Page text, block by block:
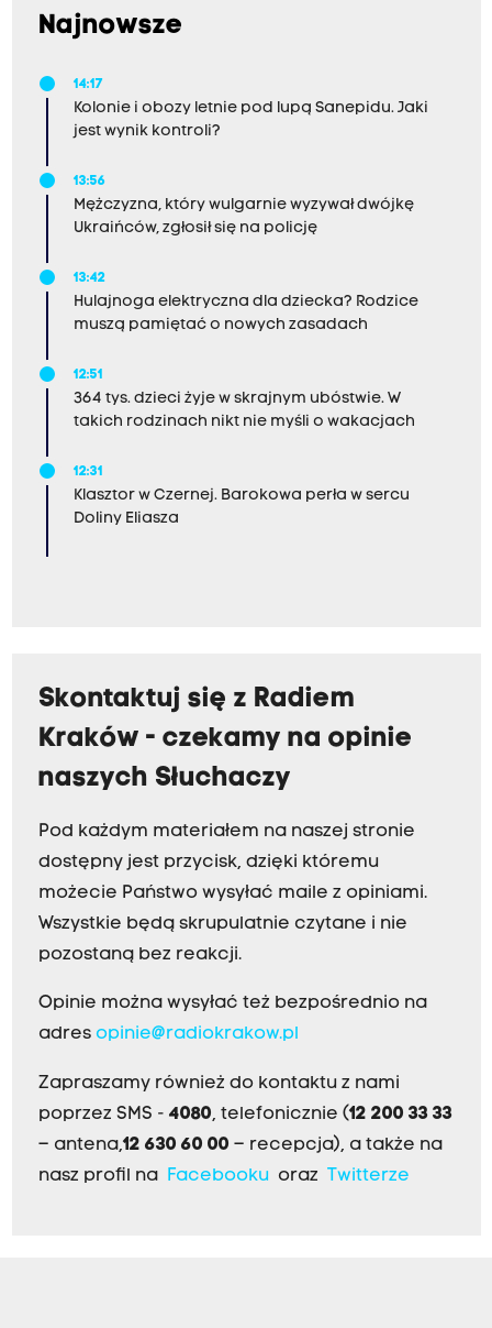
Najnowsze
14:17
Kolonie i obozy letnie pod lupą Sanepidu. Jaki
jest wynik kontroli?
13:56
Mężczyzna, który wulgarnie wyzywał dwójkę
Ukraińców, zgłosił się na policję
13:42
Hulajnoga elektryczna dla dziecka? Rodzice
muszą pamiętać o nowych zasadach
12:51
364 tys. dzieci żyje w skrajnym ubóstwie. W
takich rodzinach nikt nie myśli o wakacjach
12:31
Klasztor w Czernej. Barokowa perła w sercu
Doliny Eliasza
Skontaktuj się z Radiem
Kraków - czekamy na opinie
naszych Słuchaczy
Pod każdym materiałem na naszej stronie
dostępny jest przycisk, dzięki któremu
możecie Państwo wysyłać maile z opiniami.
Wszystkie będą skrupulatnie czytane i nie
pozostaną bez reakcji.
Opinie można wysyłać też bezpośrednio na
adres opinie@radiokrakow.pl
Zapraszamy również do kontaktu z nami
poprzez SMS - 4080, telefonicznie (12 200 33 33
– antena,12 630 60 00 – recepcja), a także na
nasz profil na
Facebookuoraz Twitterze